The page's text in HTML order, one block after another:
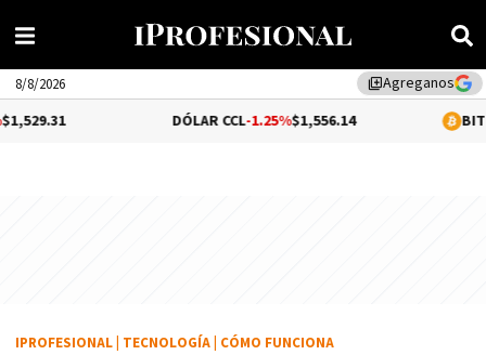
library_addAgreganos
8/8/2026
-1.25%$1,556.14 0.19%
IPROFESIONAL TECNOLOGÍA CÓMO FUNCIONA